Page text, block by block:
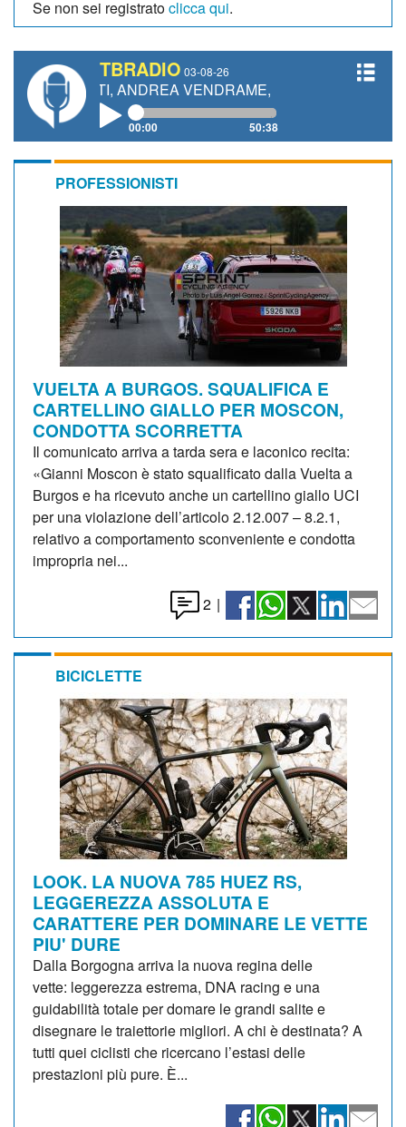
Se non sei registratoclicca qui.
TBRADIO 03-08-26
ANDREA VENDRAME, FILIPPO FIORELLI
00:00 50:38
PROFESSIONISTI
VUELTA A BURGOS. SQUALIFICA E
CARTELLINO GIALLO PER MOSCON,
CONDOTTA SCORRETTA
Il comunicato arriva a tarda sera e laconico recita:
«Gianni Moscon è stato squalificato dalla Vuelta a
Burgos e ha ricevuto anche un cartellino giallo UCI
per una violazione dell’articolo 2.12.007 – 8.2.1,
relativo a comportamento sconveniente e condotta
impropria nei...
2 |
BICICLETTE
LOOK. LA NUOVA 785 HUEZ RS,
LEGGEREZZA ASSOLUTA E
CARATTERE PER DOMINARE LE VETTE
PIU' DURE
Dalla Borgogna arriva la nuova regina delle
vette: leggerezza estrema, DNA racing e una
guidabilità totale per domare le grandi salite e
disegnare le traiettorie migliori. A chi è destinata? A
tutti quei ciclisti che ricercano l’estasi delle
prestazioni più pure. È...